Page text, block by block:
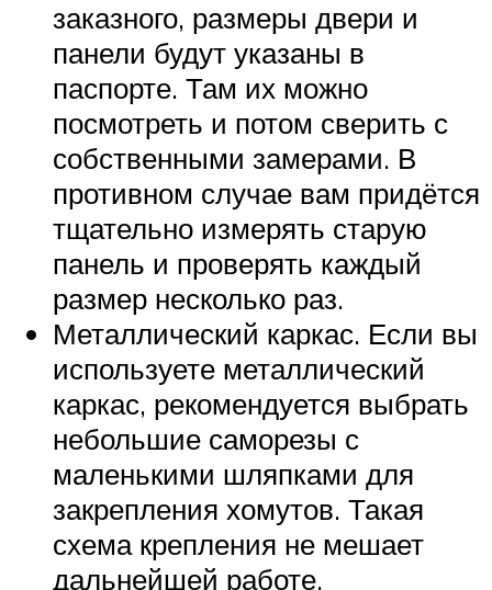
заказного, размеры двери и
панели будут указаны в
паспорте. Там их можно
посмотреть и потом сверить с
собственными замерами. В
противном случае вам придётся
тщательно измерять старую
панель и проверять каждый
размер несколько раз.
Металлический каркас. Если вы
используете металлический
каркас, рекомендуется выбрать
небольшие саморезы с
маленькими шляпками для
закрепления хомутов. Такая
схема крепления не мешает
дальнейшей работе.